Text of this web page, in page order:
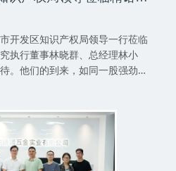
开发区知识产权局领导一行莅临
执行董事林晓群、总经理林小
。他们的到来，如同一股强劲的